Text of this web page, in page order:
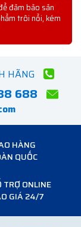
đảm bảo sản
trôi nổi, kém
HÃNG
688
HÀNG
QUỐC
TRỢ ONLINE
GIÁ 24/7